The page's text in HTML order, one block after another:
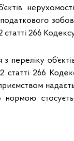
статті 266
з переліку
статті 266
нормою